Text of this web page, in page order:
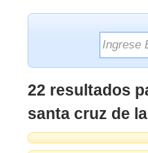
22 resultados
santa cruz de